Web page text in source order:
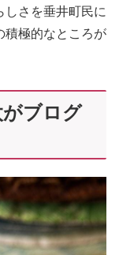
しさを垂井町民に
積極的なところが
がブログ